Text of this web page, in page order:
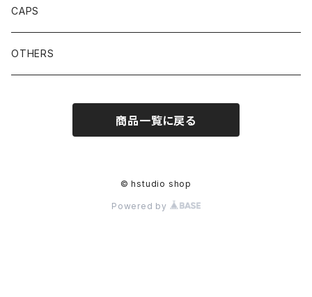
CAPS
OTHERS
商品一覧に戻る
© hstudio shop
Powered by